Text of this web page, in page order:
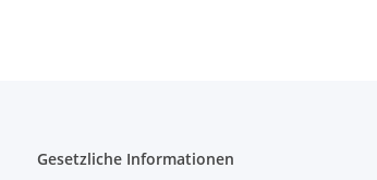
Gesetzliche Informationen